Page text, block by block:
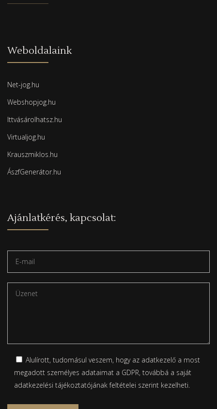
Weboldalaink
Net-jog.hu
Webshopjog.hu
Ittvásárolhatsz.hu
Virtualjog.hu
Krauszmiklos.hu
ÁszfGenerátor.hu
Ajánlatkérés, kapcsolat:
Alulírott, tudomásul veszem, hogy az adatkezelő a most
megadott személyes adataimat a GDPR, továbbá a saját
adatkezelési tájékoztatójánakfeltételei szerint kezelheti.
Please leave this field empty.